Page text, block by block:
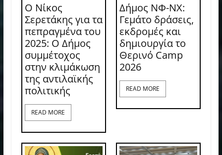
Ο Νίκος
Σερετάκης για τα
πεπραγμένα του
2025: Ο Δήμος
συμμέτοχος
στην κλιμάκωση
της αντιλαϊκής
πολιτικής
READ MORE
Δήμος ΝΦ-ΝΧ:
Γεμάτο δράσεις,
εκδρομές και
δημιουργία το
Θερινό Camp
2026
READ MORE